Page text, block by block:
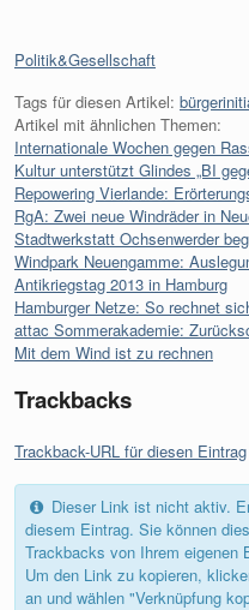
Kategorien:
Politik&Gesellschaft
Tags für diesen Artikel:
Artikel mit ähnlichen Themen:
Internationale Wochen gegen
Kultur unterstützt Glindes „BI
Repowering Vierlande:
RgA: Zwei neue Windräder in
Stadtwerkstatt Ochsenwerder
Windpark Neuengamme:
Antikriegstag 2013 in Hamburg
Hamburger Netze: So rechnet
attac Sommerakademie:
Mit dem Wind ist zu rechnen
Trackbacks
Trackback-URL für diesen Eintrag
Dieser Link ist nicht aktiv.
diesem Eintrag. Sie können
Trackbacks von Ihrem eigenen
Um den Link zu kopieren,
an und wählen "Verknüpfung